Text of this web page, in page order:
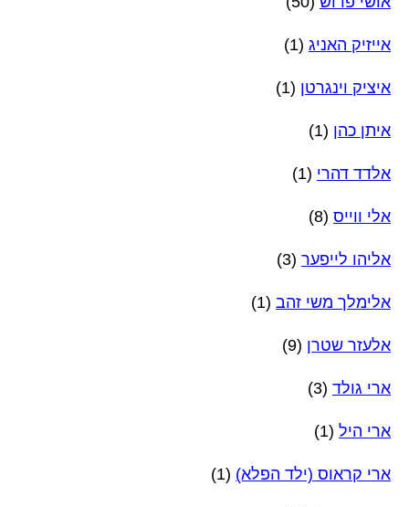
אייזיק האניג (1)
איציק וינגרטן (1)
איתן כהן (1)
אלדד דהרי (1)
אלי ווייס (8)
אליהו לייפער (3)
אלימלך משי זהב (1)
אלעזר שטרן (9)
ארי גולד (3)
ארי היל (1)
ארי קראוס (ילד הפלא) (1)